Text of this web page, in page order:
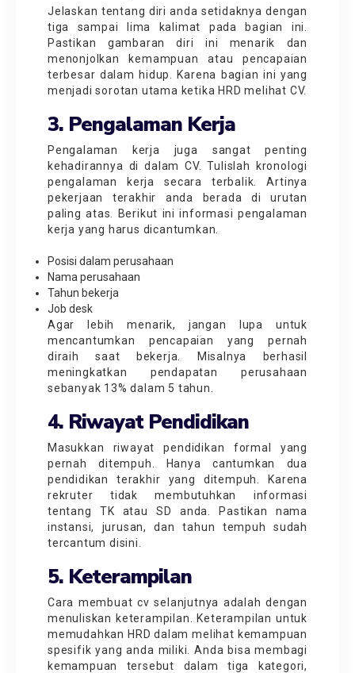
Jelaskan tentang diri anda setidaknya dengan
tiga sampai lima kalimat pada bagian ini.
Pastikan gambaran diri ini menarik dan
menonjolkan kemampuan atau pencapaian
terbesar dalam hidup. Karena bagian ini yang
menjadi sorotan utama ketika HRD melihat CV.
3. Pengalaman Kerja
Pengalaman kerja juga sangat penting
kehadirannya di dalam CV. Tulislah kronologi
pengalaman kerja secara terbalik. Artinya
pekerjaan terakhir anda berada di urutan
paling atas. Berikut ini informasi pengalaman
kerja yang harus dicantumkan.
Posisi dalam perusahaan
Nama perusahaan
Tahun bekerja
Job desk
Agar lebih menarik, jangan lupa untuk
mencantumkan pencapaian yang pernah
diraih saat bekerja. Misalnya berhasil
meningkatkan pendapatan perusahaan
sebanyak 13% dalam 5 tahun.
4. Riwayat Pendidikan
Masukkan riwayat pendidikan formal yang
pernah ditempuh. Hanya cantumkan dua
pendidikan terakhir yang ditempuh. Karena
rekruter tidak membutuhkan informasi
tentang TK atau SD anda. Pastikan nama
instansi, jurusan, dan tahun tempuh sudah
tercantum disini.
5. Keterampilan
Cara membuat cv selanjutnya adalah dengan
menuliskan keterampilan. Keterampilan untuk
memudahkan HRD dalam melihat kemampuan
spesifik yang anda miliki. Anda bisa membagi
kemampuan tersebut dalam tiga kategori,